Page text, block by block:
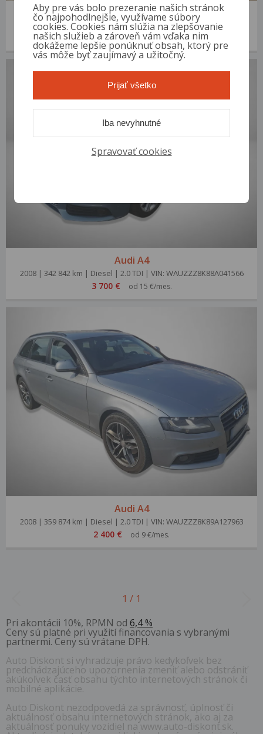
Audi A4
2002 | 346 486 km | Diesel | 2.5 TDI | VIN: WAUZZZ8E92A268184
1 000 € od 5 €/mes.
Audi A4
2008 | 342 842 km | Diesel | 2.0 TDI | VIN: WAUZZZ8K88A041566
3 700 € od 15 €/mes.
Audi A4
2008 | 359 874 km | Diesel | 2.0 TDI | VIN: WAUZZZ8K89A127963
2 400 € od 9 €/mes.
1 / 1
Pri akontácii 10%, RPMN od 6,4 %
Ceny sú platné pri využití financovania s vybranými
partnermi. Ceny sú vrátane DPH.
Auto Diskont si vyhradzuje právo kedykoľvek bez
predchádzajúceho upozornenia zmeniť alebo odstrániť
akúkoľvek časť obsahu týchto internetových stránok či
mobilné aplikácie.
Auto Diskont nezodpovedá za správnosť, úplnosť či
aktuálnosť obsahu internetových stránok, ako aj za
aktuálnosť ponuky vozidiel na www.auto-diskont.sk.
Aby pre vás bolo prezeranie našich stránok
čo najpohodlnejšie, využívame súbory
cookies. Cookies nám slúžia na zlepšovanie
našich služieb a zároveň vám vďaka nim
dokážeme lepšie ponúknuť obsah, ktorý pre
vás môže byť zaujímavý a užitočný.
Spravovať cookies
Iba nevyhnutné
Prijať všetko